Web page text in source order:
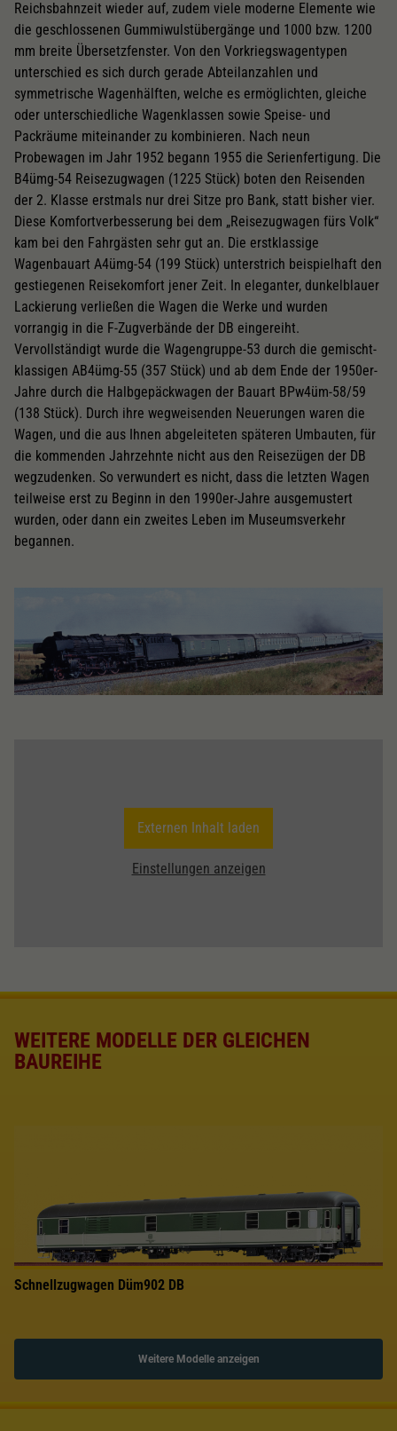
Reichsbahnzeit wieder auf, zudem viele moderne Elemente wie
die geschlossenen Gummiwulstübergänge und 1000 bzw. 1200
mm breite Übersetzfenster. Von den Vorkriegswagentypen
unterschied es sich durch gerade Abteilanzahlen und
symmetrische Wagenhälften, welche es ermöglichten, gleiche
oder unterschiedliche Wagenklassen sowie Speise- und
Packräume miteinander zu kombinieren. Nach neun
Probewagen im Jahr 1952 begann 1955 die Serienfertigung. Die
B4ümg-54 Reisezugwagen (1225 Stück) boten den Reisenden
der 2. Klasse erstmals nur drei Sitze pro Bank, statt bisher vier.
Diese Komfortverbesserung bei dem „Reisezugwagen fürs Volk“
kam bei den Fahrgästen sehr gut an. Die erstklassige
Wagenbauart A4ümg-54 (199 Stück) unterstrich beispielhaft den
gestiegenen Reisekomfort jener Zeit. In eleganter, dunkelblauer
Lackierung verließen die Wagen die Werke und wurden
vorrangig in die F-Zugverbände der DB eingereiht.
Vervollständigt wurde die Wagengruppe-53 durch die gemischt-
klassigen AB4ümg-55 (357 Stück) und ab dem Ende der 1950er-
Jahre durch die Halbgepäckwagen der Bauart BPw4üm-58/59
(138 Stück). Durch ihre wegweisenden Neuerungen waren die
Wagen, und die aus Ihnen abgeleiteten späteren Umbauten, für
die kommenden Jahrzehnte nicht aus den Reisezügen der DB
wegzudenken. So verwundert es nicht, dass die letzten Wagen
teilweise erst zu Beginn in den 1990er-Jahre ausgemustert
wurden, oder dann ein zweites Leben im Museumsverkehr
begannen.
Externen Inhalt laden
Einstellungen anzeigen
WEITERE MODELLE DER GLEICHEN
BAUREIHE
Schnellzugwagen Düm902 DB
Weitere Modelle anzeigen